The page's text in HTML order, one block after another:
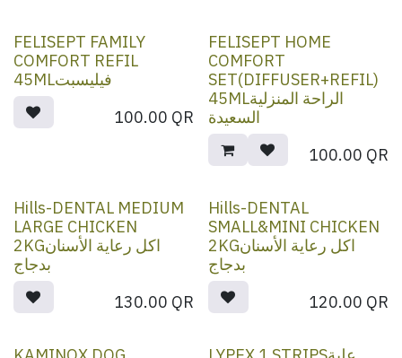
FELISEPT FAMILY
COMFORT REFIL
45MLفيليسبت
100.00 QR
FELISEPT HOME
COMFORT
SET(DIFFUSER+REFIL)
45MLالراحة المنزلية
السعيدة
100.00 QR
Hills-DENTAL MEDIUM
LARGE CHICKEN
2KGاكل رعاية الأسنان
بدجاج
130.00 QR
Hills-DENTAL
SMALL&MINI CHICKEN
2KGاكل رعاية الأسنان
بدجاج
120.00 QR